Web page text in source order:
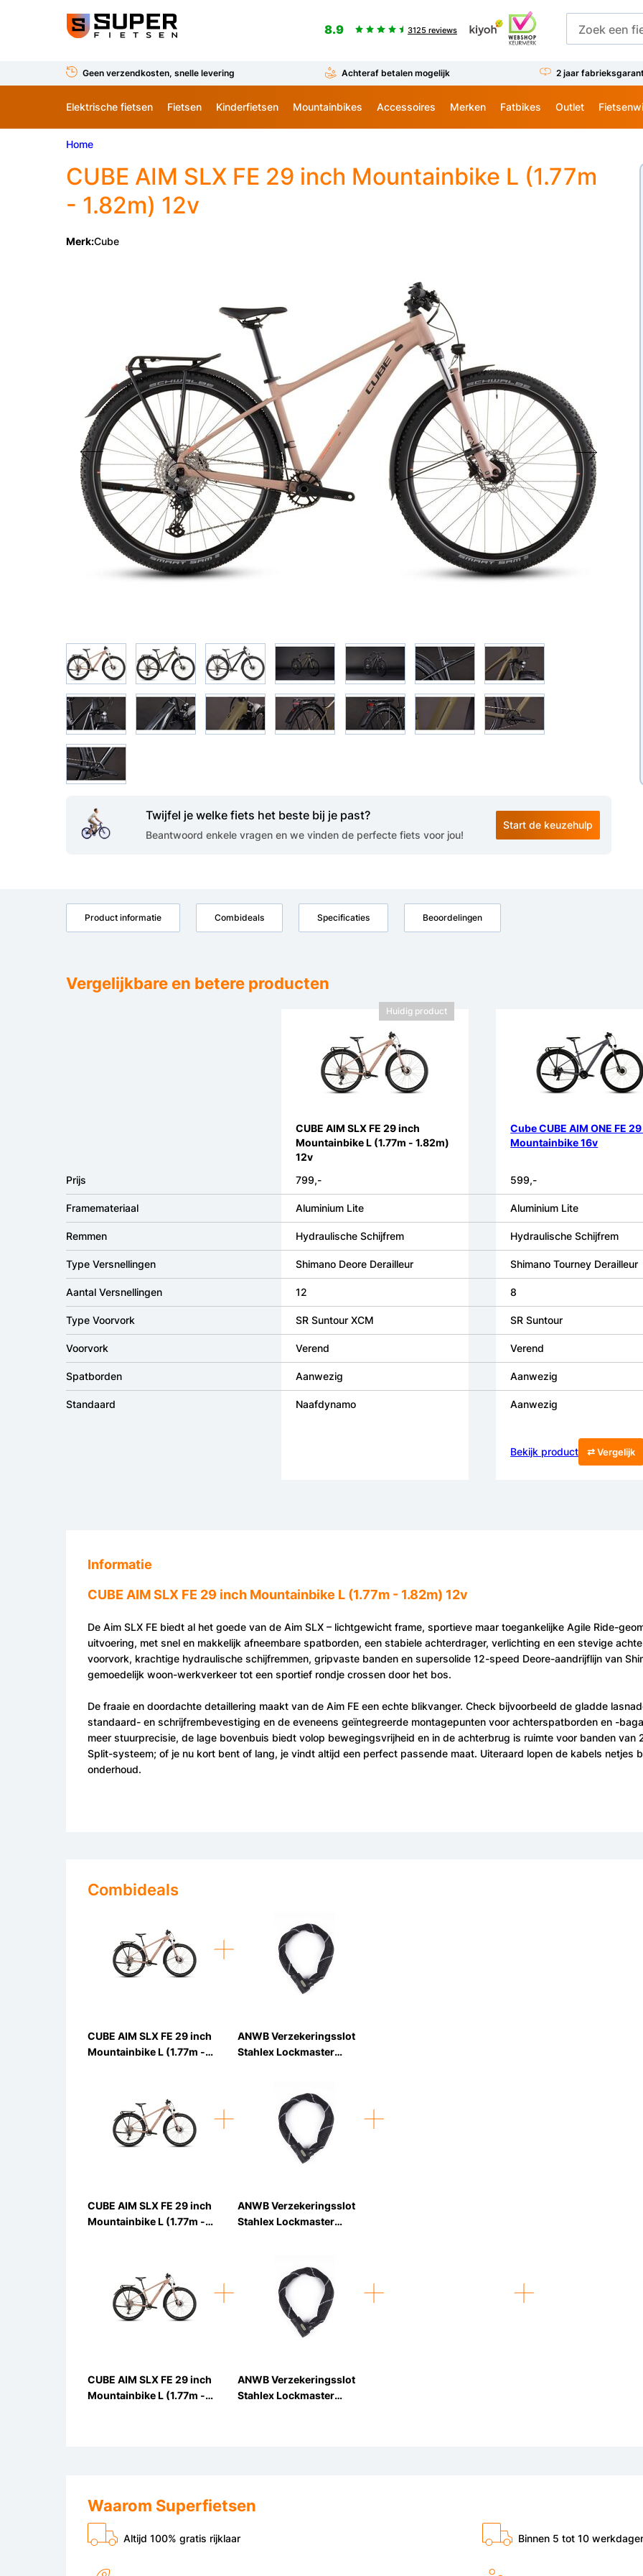
8.9 3125 reviews
Geen verzendkosten, snelle levering Achteraf betalen mogelijk 2 jaar
Elektrische fietsen Fietsen Kinderfietsen Mountainbikes Accessoires Merken Fatbikes Outlet
Home
CUBE AIM SLX FE 29 inch Mountainbike L (1.77m
- 1.82m) 12v
Merk:Cube
Twijfel je welke fiets het beste bij je past?
Beantwoord enkele vragen en we vinden de perfecte fiets voor jou!
Start de keuzehulp
Product informatie Combideals Specificaties Beoordelingen
Vergelijkbare en betere producten
Huidig product
CUBE AIM SLX FE 29 inch
Mountainbike L (1.77m - 1.82m)
12v
Prijs
799,-
Framemateriaal Aluminium Lite
Remmen Hydraulische Schijfrem
Type Versnellingen Shimano Deore Derailleur
Aantal Versnellingen 12
Type Voorvork SR Suntour XCM
Voorvork Verend
Spatborden Aanwezig
Standaard Naafdynamo
Cube CUBE AIM ONE FE
Mountainbike 16v
599,-
Aluminium Lite
Hydraulische Schijfrem
Shimano Tourney Derailleur
8
SR Suntour
Verend
Aanwezig
Aanwezig
Bekijk product ⇄ Vergelijk
Waarom Superfietsen
Altijd 100% gratis rijklaar Binnen 5 tot 10
Combideals
CUBE AIM SLX FE 29 inch
Mountainbike L (1.77m -
ANWB Verzekeringsslot
Stahlex Lockmaster
CUBE AIM SLX FE 29 inch
Mountainbike L (1.77m -
ANWB Verzekeringsslot
Stahlex Lockmaster
CUBE AIM SLX FE 29 inch
Mountainbike L (1.77m -
ANWB Verzekeringsslot
Stahlex Lockmaster
Informatie
CUBE AIM SLX FE 29 inch Mountainbike L (1.77m - 1.82m) 12v
De Aim SLX FE biedt al het goede van de Aim SLX – lichtgewicht frame, sportieve maar toegankelijke Agile Ride-
uitvoering, met snel en makkelijk afneembare spatborden, een stabiele achterdrager, verlichting en een stevige
voorvork, krachtige hydraulische schijfremmen, gripvaste banden en supersolide 12-speed Deore-aandrijflijn van
gemoedelijk woon-werkverkeer tot een sportief rondje crossen door het bos.
De fraaie en doordachte detaillering maakt van de Aim FE een echte blikvanger. Check bijvoorbeeld de gladde
standaard- en schrijfrembevestiging en de eveneens geïntegreerde montagepunten voor achterspatborden en -
meer stuurprecisie, de lage bovenbuis biedt volop bewegingsvrijheid en in de achterbrug is ruimte voor banden van
Split-systeem; of je nu kort bent of lang, je vindt altijd een perfect passende maat. Uiteraard lopen de kabels netjes
onderhoud.